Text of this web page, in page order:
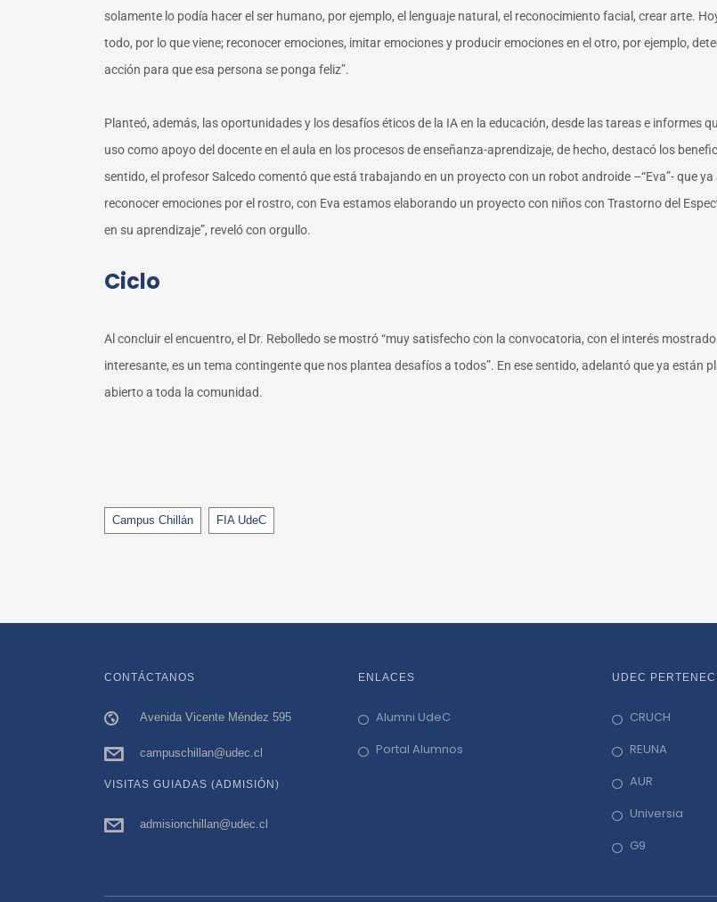
solamente lo podía hacer el ser humano, por ejemplo, el lenguaje natural, el reconocimiento facial, crear arte.
todo, por lo que viene; reconocer emociones, imitar emociones y producir emociones en el otro, por ejemplo,
acción para que esa persona se ponga feliz”.
Planteó, además, las oportunidades y los desafíos éticos de la IA en la educación, desde las tareas e informes
uso como apoyo del docente en el aula en los procesos de enseñanza-aprendizaje, de hecho, destacó los
sentido, el profesor Salcedo comentó que está trabajando en un proyecto con un robot androide –“Eva”- que
reconocer emociones por el rostro, con Eva estamos elaborando un proyecto con niños con Trastorno del
en su aprendizaje”, reveló con orgullo.
Ciclo
Al concluir el encuentro, el Dr. Rebolledo se mostró “muy satisfecho con la convocatoria, con el interés
interesante, es un tema contingente que nos plantea desafíos a todos”. En ese sentido, adelantó que ya están
abierto a toda la comunidad.
Tags
Campus Chillán FIA UdeC
CONTÁCTANOS
Avenida Vicente Méndez 595
campuschillan@udec.cl
VISITAS GUIADAS (ADMISIÓN)
admisionchillan@udec.cl
ENLACES
Alumni UdeC
Portal Alumnos
UDEC
CRUCH
REUNA
AUR
Universia
G9